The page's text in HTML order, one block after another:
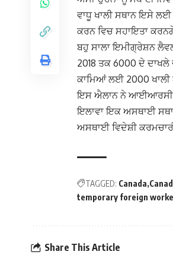
ਵਾਧੂ ਖਾਲੀ ਸਥਾਨ ਇਸੇ
ਕਰਨ ਵਿਚ ਸਹਾਇਤਾ
ਬਹੁ ਸਾਲਾ ਇਮੀਗ੍ਰੇਸ਼ਨ
2018 ਤਕ 6000 ਦੇ
ਕਾਮਿਆਂ ਲਈ 2000 ਖਾਲੀ
ਇਸ ਐਲਾਨ ਨੇ
ਇਲਾਵਾ ਇਕ ਅਸਥਾਈ
ਅਸਥਾਈ ਵਿਦੇਸ਼ੀ
TAGGED: Canada
temporary foreign
Share This Article